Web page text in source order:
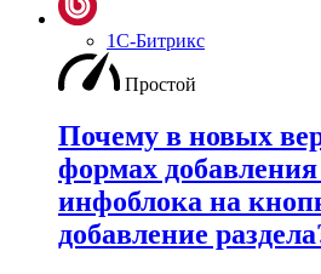
1С-Битрикс
Простой
Почему в новых
формах
инфоблока на
добавление